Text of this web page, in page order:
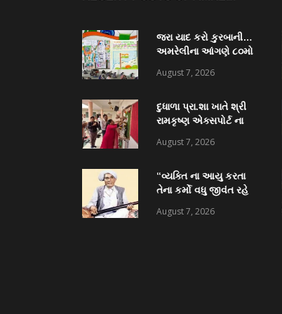
જરા યાદ કરો કુરબાની…
અમરેલીના આંગણે ૮૦મો
મહોત્સવ
August 7, 2026
દુધાળા પ્રા.શા ખાતે શ્રી
રામકૃષ્ણ એક્સપોર્ટ ના
કોમ્પુટર ટેબ્લેટ વિતરણ
નું લોકાર્પણ
August 7, 2026
“વ્યક્તિ ના આયુ કરતા
તેના કર્મો વધુ જીવંત રહે
શ્રીજાદવબાપા ધામેલિયા
August 7, 2026